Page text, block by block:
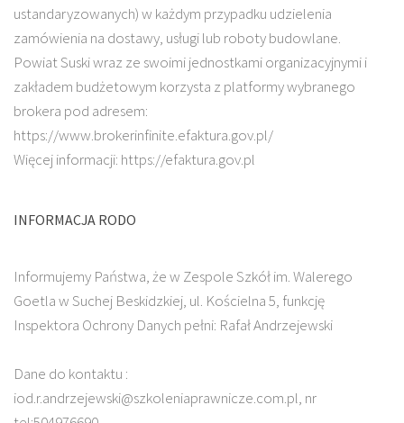
ustandaryzowanych) w każdym przypadku udzielenia
zamówienia na dostawy, usługi lub roboty budowlane.
Powiat Suski wraz ze swoimi jednostkami organizacyjnymi i
zakładem budżetowym korzysta z platformy wybranego
brokera pod adresem:
https://www.brokerinfinite.efaktura.gov.pl/
Więcej informacji: https://efaktura.gov.pl
INFORMACJA RODO
Informujemy Państwa, że w Zespole Szkół im. Walerego
Goetla w Suchej Beskidzkiej, ul. Kościelna 5, funkcję
Inspektora Ochrony Danych pełni: Rafał Andrzejewski
Dane do kontaktu :
iod.r.andrzejewski@szkoleniaprawnicze.com.pl, nr